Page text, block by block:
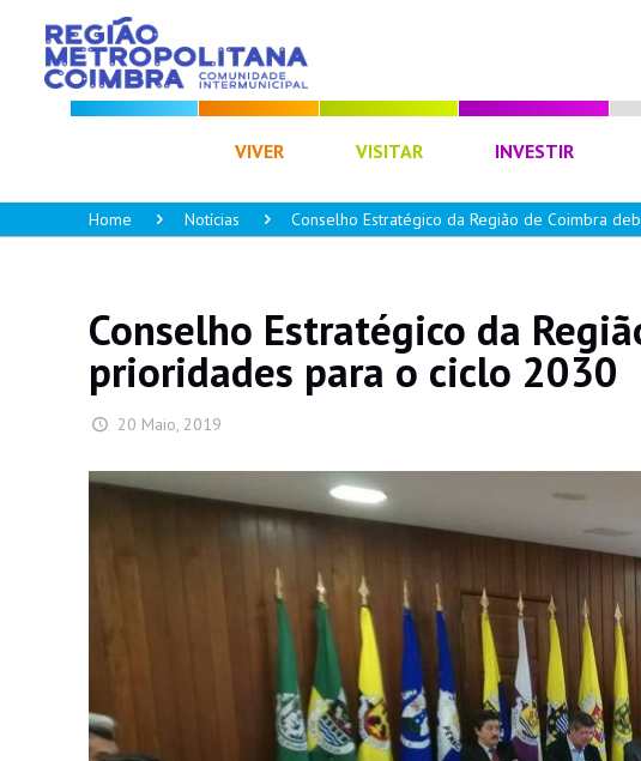
VIVER VISITAR INVESTIR
Home Notícias Conselho Estratégico da Região de Coimbra
Conselho Estratégico da
prioridades para o ciclo 2030
20 Maio, 2019